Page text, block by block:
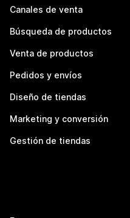
Canales de venta
Búsqueda de productos
Venta de productos
Pedidos y envíos
Diseño de tiendas
Marketing y conversión
Gestión de tiendas